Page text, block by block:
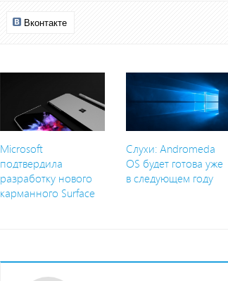
Вконтакте
Microsoft
подтвердила
разработку нового
карманного Surface
Слухи: Andromeda
OS будет готова уже
в следующем году